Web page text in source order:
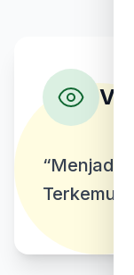
“Menjadi
Terkemuka”